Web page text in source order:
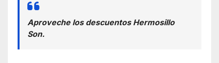
Aproveche los descuentos Hermosillo
Son.